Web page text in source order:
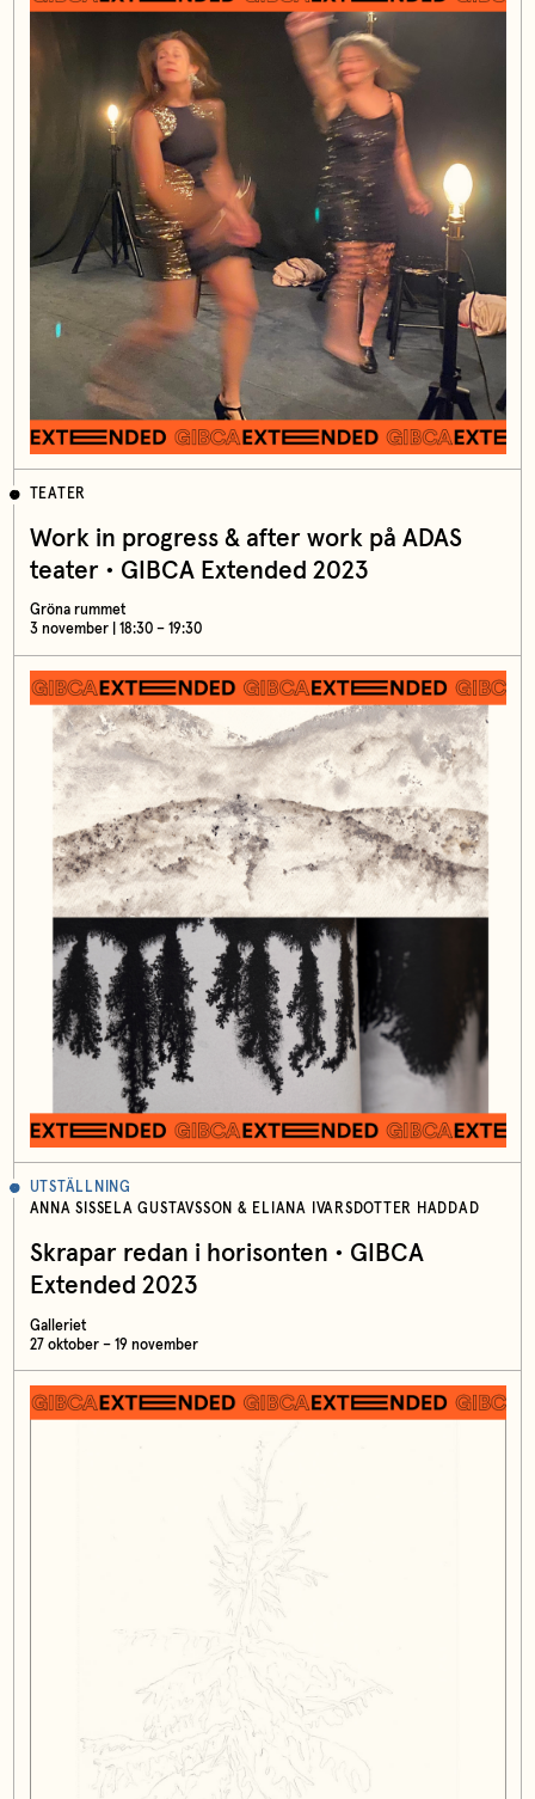
TEATER
Work in progress & after work på ADAS
teater • GIBCA Extended 2023
Gröna rummet
3 november | 18:30 – 19:30
UTSTÄLLNING
ANNA SISSELA GUSTAVSSON & ELIANA IVARSDOTTER HADDAD
Skrapar redan i horisonten • GIBCA
Extended 2023
Galleriet
27 oktober – 19 november